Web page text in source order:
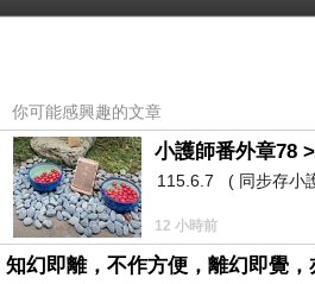
你可能感興趣的文章
小護師番外章78
115.6.7 ( 同步存小
12 小時前
知幻即離，不作方便，離幻即覺，